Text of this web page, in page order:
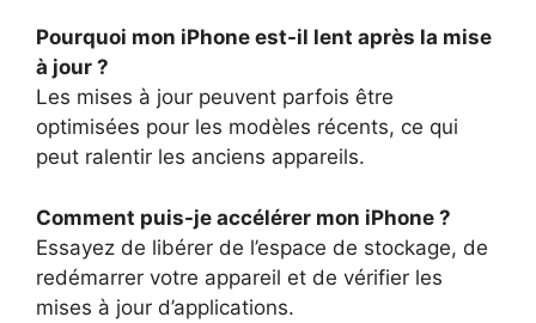
Pourquoi mon iPhone est-il lent après la mise
à jour ?
Les mises à jour peuvent parfois être
optimisées pour les modèles récents, ce qui
peut ralentir les anciens appareils.
Comment puis-je accélérer mon iPhone ?
Essayez de libérer de l’espace de stockage, de
redémarrer votre appareil et de vérifier les
mises à jour d’applications.